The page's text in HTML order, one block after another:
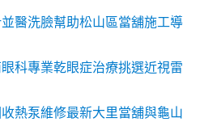
醫洗臉幫助松山區當舖施工導
科專業乾眼症治療挑選近視雷
熱泵維修最新大里當舖與龜山